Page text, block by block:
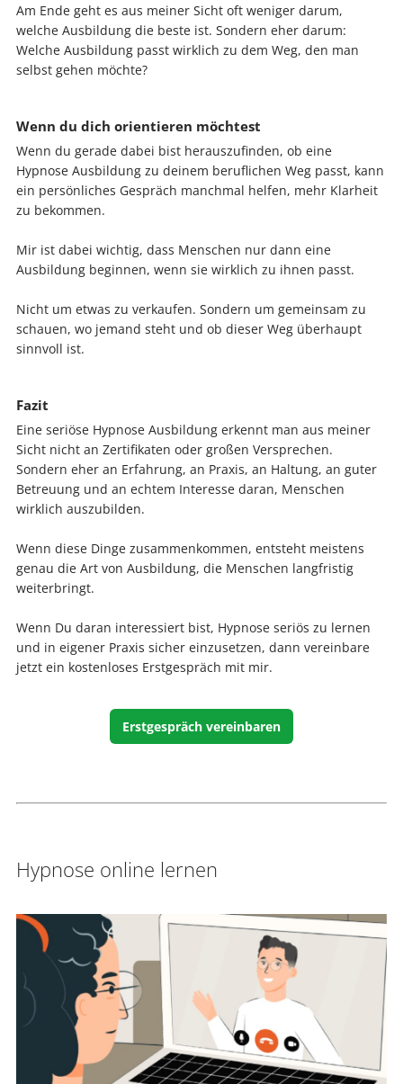
Am Ende geht es aus meiner Sicht oft weniger darum,
welche Ausbildung die beste ist. Sondern eher darum:
Welche Ausbildung passt wirklich zu dem Weg, den man
selbst gehen möchte?
Wenn du dich orientieren möchtest
Wenn du gerade dabei bist herauszufinden, ob eine
Hypnose Ausbildung zu deinem beruflichen Weg passt, kann
ein persönliches Gespräch manchmal helfen, mehr Klarheit
zu bekommen.
Mir ist dabei wichtig, dass Menschen nur dann eine
Ausbildung beginnen, wenn sie wirklich zu ihnen passt.
Nicht um etwas zu verkaufen. Sondern um gemeinsam zu
schauen, wo jemand steht und ob dieser Weg überhaupt
sinnvoll ist.
Fazit
Eine seriöse Hypnose Ausbildung erkennt man aus meiner
Sicht nicht an Zertifikaten oder großen Versprechen.
Sondern eher an Erfahrung, an Praxis, an Haltung, an guter
Betreuung und an echtem Interesse daran, Menschen
wirklich auszubilden.
Wenn diese Dinge zusammenkommen, entsteht meistens
genau die Art von Ausbildung, die Menschen langfristig
weiterbringt.
Wenn Du daran interessiert bist, Hypnose seriös zu lernen
und in eigener Praxis sicher einzusetzen, dann vereinbare
jetzt ein kostenloses Erstgespräch mit mir.
Erstgespräch vereinbaren
Hypnose online lernen